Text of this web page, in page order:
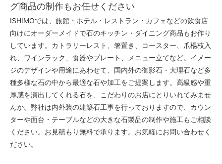
グ商品の制作もお任せください
ISHIMOでは、旅館・ホテル・レストラン・カフェなどの飲食店
向けにオーダーメイドで石のキッチン・ダイニング商品もお作り
しています。カトラリーレスト、箸置き、コースター、爪楊枝入
れ、ワインラック、食器やプレート、メニュー立てなど。イメー
ジのデザインや用途にあわせて、国内外の御影石・大理石など多
種多様な石の中から最適な石や加工をご提案します。高級感や重
厚感を演出してくれる石を、こだわりのお店にとりいれてみませ
んか。弊社は内外装の建築石工事を行っておりますので、カウン
ターや面台・テーブルなどの大きな石製品の制作や施工もご相談
ください。お見積もり無料で承ります。お気軽にお問い合わせく
ださい。